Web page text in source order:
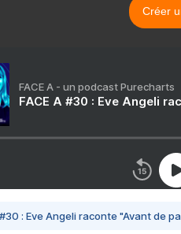
Créer
FACE A - un podcast Purecharts
FACE A #30 : Eve Angeli
#30 : Eve Angeli raconte "Avant de